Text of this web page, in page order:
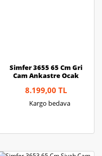
Simfer 3655 65 Cm Gri
Cam Ankastre Ocak
8.199,00 TL
Kargo bedava